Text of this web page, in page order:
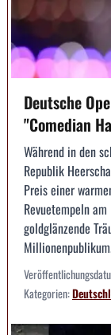
Deutsche
"Comedian
Während in den
Republik
Preis einer
Revuetempeln
goldglänzende
Kategorien: